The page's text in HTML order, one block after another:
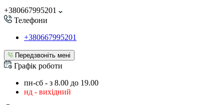
+380667995201
Телефони
+380667995201
Передзвоніть мені
Графік роботи
пн-сб - з 8.00 до 19.00
нд - вихідний